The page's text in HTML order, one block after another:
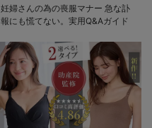
妊婦さんの為の喪服マナー 急な訃
報にも慌てない。実用Q&Aガイド